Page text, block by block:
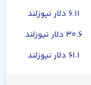
۶.۱۱ دلار نیوزلند
۳۰.۶ دلار نیوزلند
۶۱.۱ دلار نیوزلند